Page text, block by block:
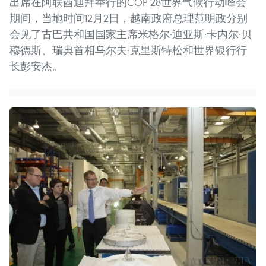
期间，当地时间12月2日，越南政府总理范明政分别
会见了古巴共和国国家主席米格尔·迪亚斯·卡内尔·贝
穆德斯、瑞典首相乌尔夫·克里斯特松和世界银行行
长彭安杰。